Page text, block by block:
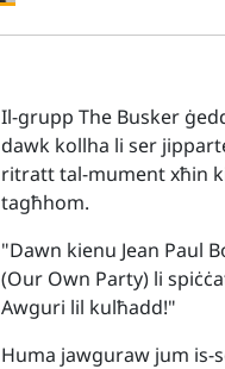
Il-grupp The Busker
dawk kollha li ser
ritratt tal-mument xħin
tagħhom.
"Dawn kienu Jean Paul
(Our Own Party) li
Awguri lil kulħadd!"
Huma jawguraw jum